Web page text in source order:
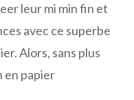
leur mi min fin et
avec ce superbe
Alors, sans plus
en papier